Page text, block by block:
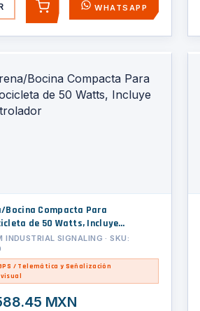
AGREGARWHATSAPP
Bocina Compacta Para
de 50 Watts, Incluye
INDUSTRIAL SIGNALING · SKU:
/ Telemática y Señalización
MXN